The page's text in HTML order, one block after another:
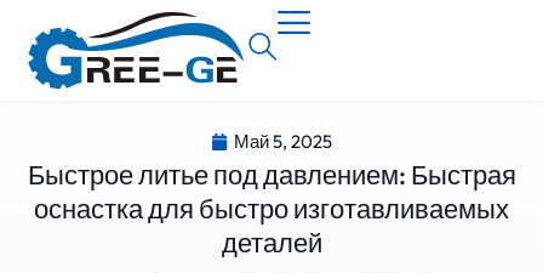
Май 5, 2025
Быстрое литье под давлением: Быстрая
оснастка для быстро изготавливаемых
деталей